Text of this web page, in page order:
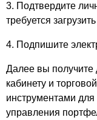
3. Подтвердите
требуется
4. Подпишите
Далее вы получите
кабинету и
инструментами
управления